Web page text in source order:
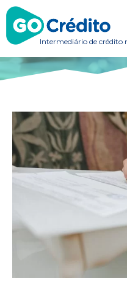
Intermediário de crédito